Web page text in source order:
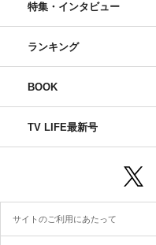
特集・インタビュー
ランキング
BOOK
TV LIFE最新号
サイトのご利用にあたって